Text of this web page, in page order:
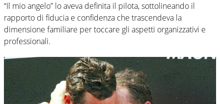
“Il mio angelo” lo aveva definita il pilota, sottolineando il
rapporto di fiducia e confidenza che trascendeva la
dimensione familiare per toccare gli aspetti organizzativi e
professionali.